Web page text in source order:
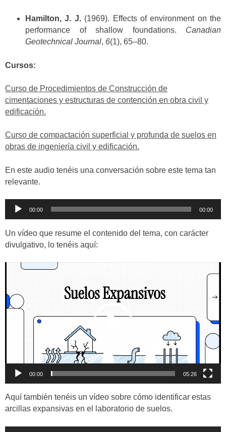
Hamilton, J. J.(1969). Effects of environment on the
performance of shallow foundations. Canadian
Geotechnical Journal, 6(1), 65–80.
Cursos:
Curso de Procedimientos de Construcción de
cimentaciones y estructuras de contención en obra civil y
edificación.
Curso de compactación superficial y profunda de suelos en
obras de ingeniería civil y edificación.
En este audio tenéis una conversación sobre este tema tan
relevante.
Reproductor
audio
00:00 00:00
Un vídeo que resume el contenido del tema, con carácter
divulgativo, lo tenéis aquí:
Reproductor
00:00 05:26
Aquí también tenéis un vídeo sobre cómo identificar estas
arcillas expansivas en el laboratorio de suelos.